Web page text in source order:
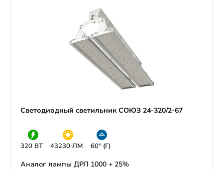
Светодиодный светильник СОЮЗ 24-320/2-67
320 ВТ 43230 ЛМ 60° (Г)
Аналог лампы ДРЛ 1000 + 25%